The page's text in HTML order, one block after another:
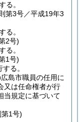
る。
第3号／平成19年3
る。
2号)
る。
1号)
る。
島市職員の任用に
又は任命権者が行
当規定に基づいて
第1号)